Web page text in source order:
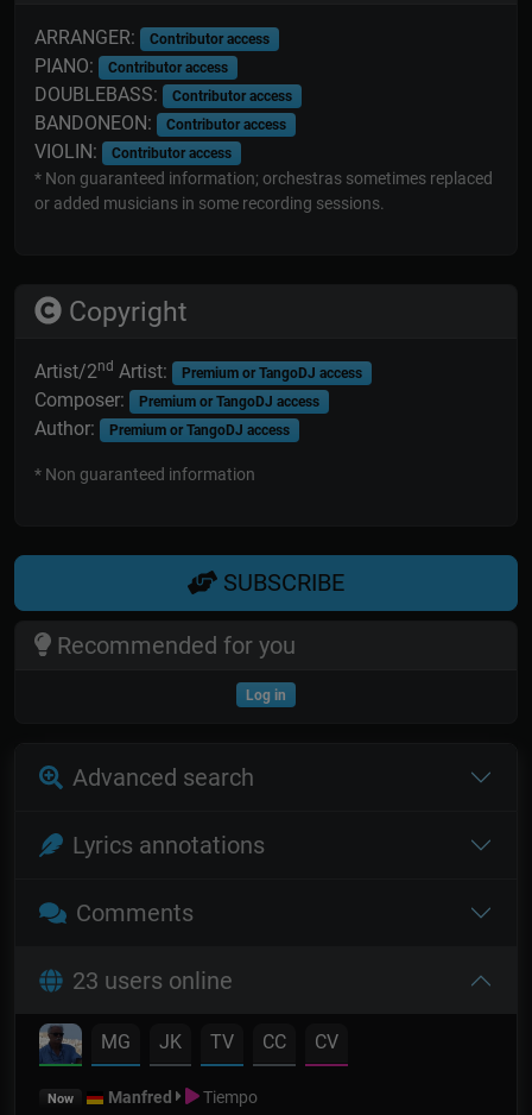
ARRANGER: Contributor access
PIANO: Contributor access
DOUBLEBASS: Contributor access
BANDONEON: Contributor access
VIOLIN: Contributor access
* Non guaranteed information; orchestras sometimes replaced
or added musicians in some recording sessions.
Copyright
Artist/2nd Artist: Premium or TangoDJ access
Composer: Premium or TangoDJ access
Author: Premium or TangoDJ access
* Non guaranteed information
SUBSCRIBE
Recommended for you
Log in
Advanced search
Lyrics annotations
Comments
23 users online
MG JK TV CC CV
Now Manfred Tiempo